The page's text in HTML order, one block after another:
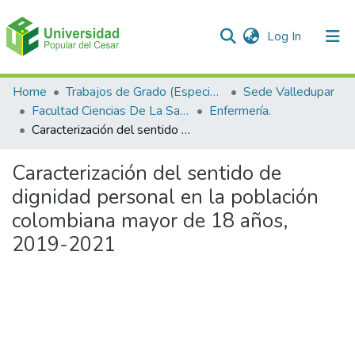
Log In (current)
Communities & Collections
All of DSpace
Home Trabajos de Grado (Especializaciones y Pregrados)
Sede Valledupar
Facultad Ciencias De La Salud.
Enfermería.
Caracterización del sentido de dignidad personal en la población colombiana mayor de 18 años, 2019-2021
Caracterización del sentido de
dignidad personal en la población
colombiana mayor de 18 años,
2019-2021